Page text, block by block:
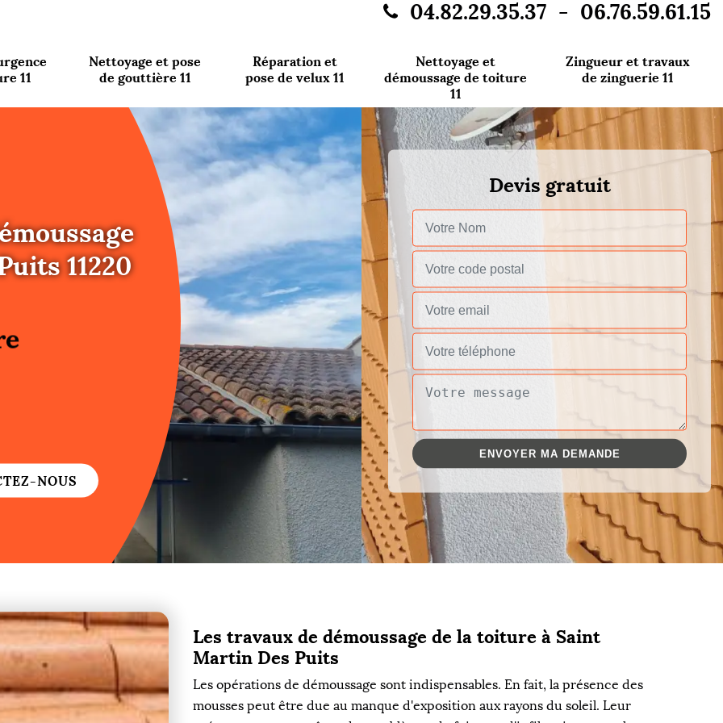
04.82.29.35.37 - 06.76.59.61.15
11
Nettoyage et pose
de gouttière 11
Réparation et
pose de velux 11
Nettoyage et
démoussage de toiture
11
Zingueur et travaux
de zinguerie 11
11220
NOUS
Devis gratuit
Les travaux de démoussage de la toiture à Saint
Martin Des Puits
Les opérations de démoussage sont indispensables. En fait, la présence des
mousses peut être due au manque d'exposition aux rayons du soleil. Leur